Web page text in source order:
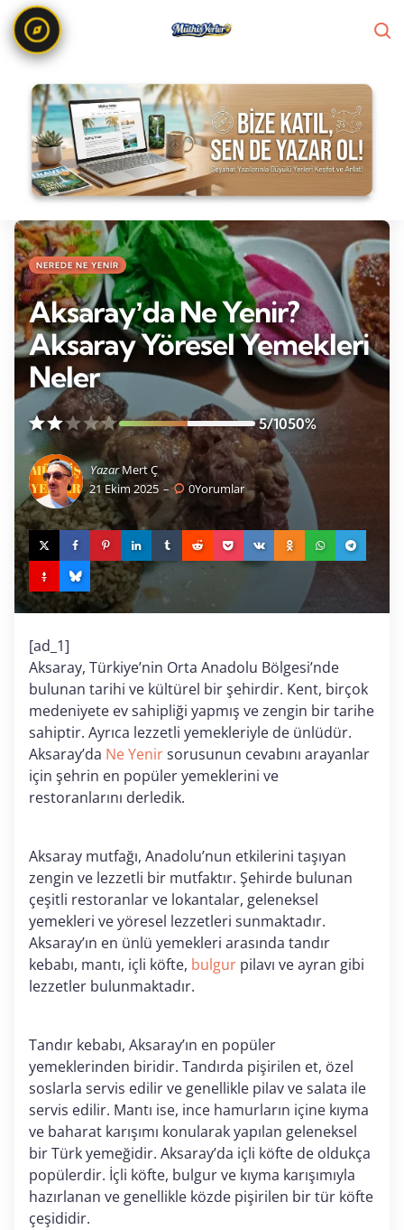
NEREDE NE YENIR
Aksarayʼda Ne Yenir?
Aksaray Yöresel Yemekleri
Neler
5/1050%
Yazar Mert Ç
21 Ekim 2025
0Yorumlar
[ad_1]
Aksaray, Türkiye’nin Orta Anadolu Bölgesi’nde
bulunan tarihi ve kültürel bir şehirdir. Kent, birçok
medeniyete ev sahipliği yapmış ve zengin bir tarihe
sahiptir. Ayrıca lezzetli yemekleriyle de ünlüdür.
Aksaray’da Ne Yenirsorusunun cevabını arayanlar
için şehrin en popüler yemeklerini ve
restoranlarını derledik.
Aksaray mutfağı, Anadolu’nun etkilerini taşıyan
zengin ve lezzetli bir mutfaktır. Şehirde bulunan
çeşitli restoranlar ve lokantalar, geleneksel
yemekleri ve yöresel lezzetleri sunmaktadır.
Aksaray’ın en ünlü yemekleri arasında tandır
kebabı, mantı, içli köfte, bulgur pilavı ve ayran gibi
lezzetler bulunmaktadır.
Tandır kebabı, Aksaray’ın en popüler
yemeklerinden biridir. Tandırda pişirilen et, özel
soslarla servis edilir ve genellikle pilav ve salata ile
servis edilir. Mantı ise, ince hamurların içine kıyma
ve baharat karışımı konularak yapılan geleneksel
bir Türk yemeğidir. Aksaray’da içli köfte de oldukça
popülerdir. İçli köfte, bulgur ve kıyma karışımıyla
hazırlanan ve genellikle közde pişirilen bir tür köfte
çeşididir.